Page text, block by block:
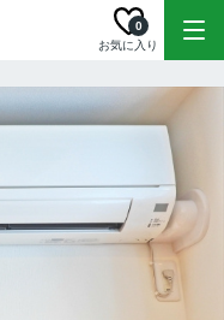
お気に入り
0